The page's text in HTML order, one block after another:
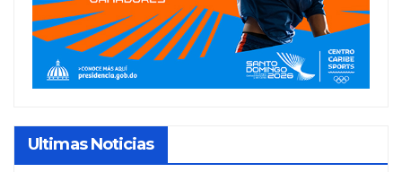
Ultimas Noticias